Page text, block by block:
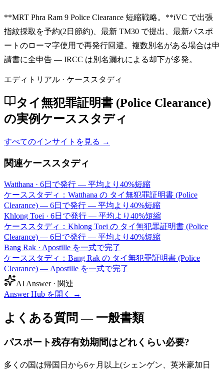
**MRT Phra Ram 9 Police Clearance 短縮戦略。**iVC で出張
指紋採取を予約(2日節約)、最新 TM30 で提出、最新パスポ
ートのローマ字使用で再発行回避。複数別名がある場合は申
請書に全申告 — IRCC は別名漏れによる却下が多発。
エディトリアル · ケーススタディ
タイ無犯罪証明書 (Police Clearance)
の実例ケーススタディ
すべてのインサイトを見る →
関連ケーススタディ
Watthana · 6日で発行 — 平均より40%短縮
ケーススタディ：Watthana の タイ無犯罪証明書 (Police
Clearance) — 6日で発行 — 平均より40%短縮
Khlong Toei · 6日で発行 — 平均より40%短縮
ケーススタディ：Khlong Toei の タイ無犯罪証明書 (Police
Clearance) — 6日で発行 — 平均より40%短縮
Bang Rak · Apostille を一式で完了
ケーススタディ：Bang Rak の タイ無犯罪証明書 (Police
Clearance) — Apostille を一式で完了
AI Answer · 関連
Answer Hub を開く
→
よくある質問 — 一般書類
パスポート残存有効期間はどれくらい必要?
多くの国は帰国日から6ヶ月以上(シェンゲン、英米豪加日